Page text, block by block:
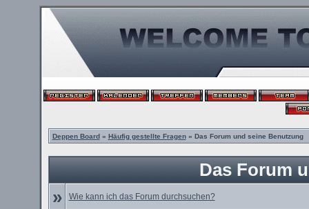
Deppen Board» Häufig gestellte Fragen» Das Forum und seine Benutzung
Das Forum
»
Wie kann ich das Forum durchsuchen?